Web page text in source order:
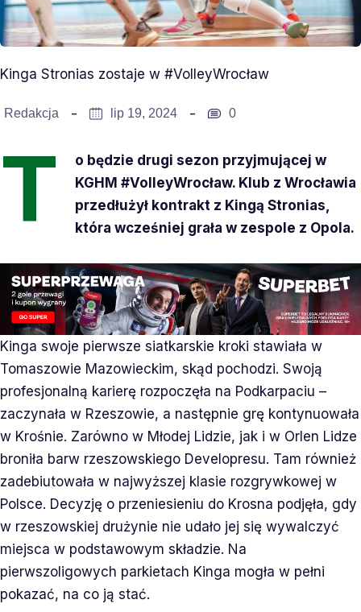
Kinga Stronias zostaje w #VolleyWrocław
Redakcja lip 19, 2024 0
T
o będzie drugi sezon przyjmującej w
KGHM #VolleyWrocław. Klub z Wrocławia
przedłużył kontrakt z Kingą Stronias,
która wcześniej grała w zespole z Opola.
Kinga swoje pierwsze siatkarskie kroki stawiała w
Tomaszowie Mazowieckim, skąd pochodzi. Swoją
profesjonalną karierę rozpoczęła na Podkarpaciu –
zaczynała w Rzeszowie, a następnie grę kontynuowała
w Krośnie. Zarówno w Młodej Lidzie, jak i w Orlen Lidze
broniła barw rzeszowskiego Developresu. Tam również
zadebiutowała w najwyższej klasie rozgrywkowej w
Polsce. Decyzję o przeniesieniu do Krosna podjęła, gdy
w rzeszowskiej drużynie nie udało jej się wywalczyć
miejsca w podstawowym składzie. Na
pierwszoligowych parkietach Kinga mogła w pełni
pokazać, na co ją stać.